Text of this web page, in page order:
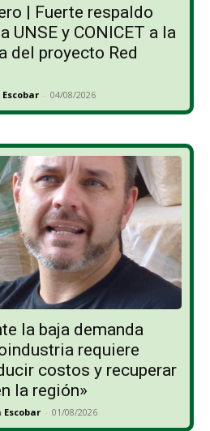
| Fuerte respaldo
UNSE y CONICET a la
del proyecto Red
- 04/08/2026
la baja demanda
requiere
costos y recuperar
la región»
- 01/08/2026